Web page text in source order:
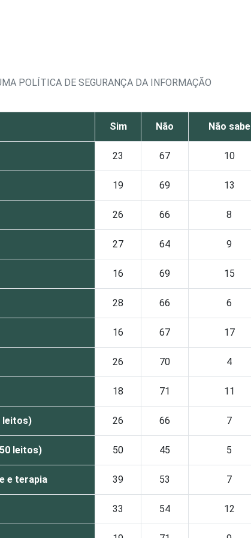
POLÍTICA DE SEGURANÇA DA INFORMAÇÃO
Sim Não Não sabe
23 67 10
19 69 13
26 66 8
27 64 9
16 69 15
28 66 6
16 67 17
26 70 4
18 71 11
leitos) 26 66 7
leitos) 50 45 5
e terapia 39 53 7
33 54 12